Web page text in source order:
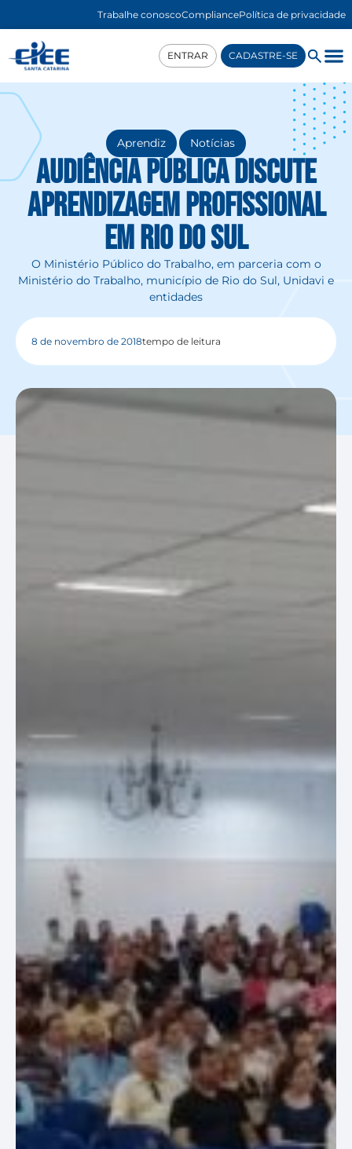
Trabalhe conoscoCompliancePolítica de privacidade
ENTRAR CADASTRE-SE
Aprendiz , Notícias
Audiência Pública discute
Aprendizagem Profissional
em Rio do Sul
O Ministério Público do Trabalho, em parceria com o
Ministério do Trabalho, município de Rio do Sul, Unidavi e
entidades
8 de novembro de 2018tempo de leitura